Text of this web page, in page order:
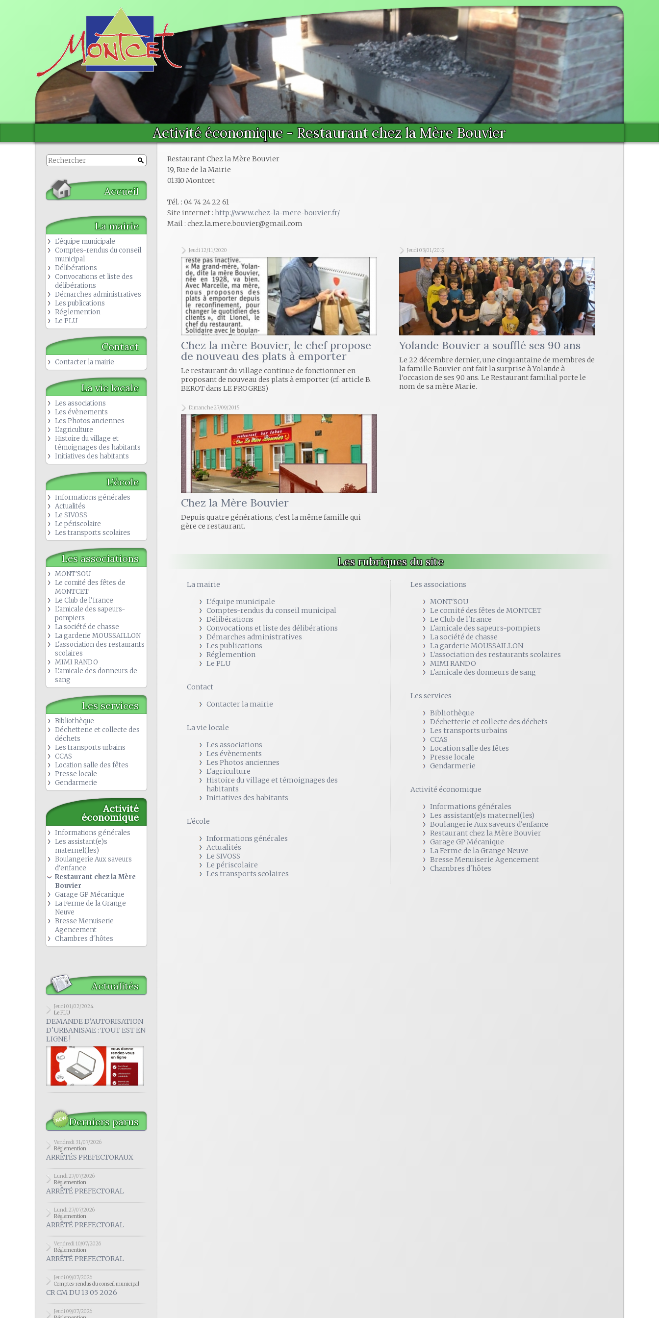
Activité économique - Restaurant chez la Mère Bouvier
Accueil
La mairie
L'équipe municipale
Comptes-rendus du conseil
municipal
Délibérations
Convocations et liste des
délibérations
Démarches administratives
Les publications
Réglemention
Le PLU
Contact
Contacter la mairie
La vie locale
Les associations
Les évènements
Les Photos anciennes
L'agriculture
Histoire du village et
témoignages des habitants
Initiatives des habitants
L'école
Informations générales
Actualités
Le SIVOSS
Le périscolaire
Les transports scolaires
Les associations
MONT'SOU
Le comité des fêtes de
MONTCET
Le Club de l'Irance
L'amicale des sapeurs-
pompiers
La société de chasse
La garderie MOUSSAILLON
L'association des restaurants
scolaires
MIMI RANDO
L'amicale des donneurs de
sang
Les services
Bibliothèque
Déchetterie et collecte des
déchets
Les transports urbains
CCAS
Location salle des fêtes
Presse locale
Gendarmerie
Activité
économique
Informations générales
Les assistant(e)s
maternel(les)
Boulangerie Aux saveurs
d'enfance
Restaurant chez la Mère
Bouvier
Garage GP Mécanique
La Ferme de la Grange
Neuve
Bresse Menuiserie
Agencement
Chambres d'hôtes
Actualités
Jeudi 01/02/2024
Le PLU
DEMANDE D'AUTORISATION
D'URBANISME : TOUT EST EN
LIGNE !
Derniers parus
Vendredi 31/07/2026
Réglemention
ARRÊTÉS PREFECTORAUX
Lundi 27/07/2026
Réglemention
ARRÊTÉ PREFECTORAL
Lundi 27/07/2026
Réglemention
ARRÊTÉ PREFECTORAL
Vendredi 10/07/2026
Réglemention
ARRÊTÉ PREFECTORAL
Jeudi 09/07/2026
Comptes-rendus du conseil municipal
CR CM DU 13 05 2026
Jeudi 09/07/2026
Restaurant Chez la Mère Bouvier
19, Rue de la Mairie
01310 Montcet
Tél. : 04 74 24 22 61
Site internet : http://www.chez-la-mere-bouvier.fr/
Mail : chez.la.mere.bouvier@gmail.com
Jeudi 12/11/2020
Chez la mère Bouvier, le chef propose
de nouveau des plats à emporter
Le restaurant du village continue de fonctionner en
proposant de nouveau des plats à emporter (cf. article B.
BEROT dans LE PROGRES)
Jeudi 03/01/2019
Yolande Bouvier a soufflé ses 90 ans
Le 22 décembre dernier, une cinquantaine de membres de
la famille Bouvier ont fait la surprise à Yolande à
l'occasion de ses 90 ans. Le Restaurant familial porte le
nom de sa mère Marie.
Dimanche 27/09/2015
Chez la Mère Bouvier
Depuis quatre générations, c'est la même famille qui
gère ce restaurant.
Les rubriques du site
La mairie
L'équipe municipale
Comptes-rendus du conseil municipal
Délibérations
Convocations et liste des délibérations
Démarches administratives
Les publications
Réglemention
Le PLU
Contact
Contacter la mairie
La vie locale
Les associations
Les évènements
Les Photos anciennes
L'agriculture
Histoire du village et témoignages des
habitants
Initiatives des habitants
L'école
Informations générales
Actualités
Le SIVOSS
Le périscolaire
Les transports scolaires
Les associations
MONT'SOU
Le comité des fêtes de MONTCET
Le Club de l'Irance
L'amicale des sapeurs-pompiers
La société de chasse
La garderie MOUSSAILLON
L'association des restaurants scolaires
MIMI RANDO
L'amicale des donneurs de sang
Les services
Bibliothèque
Déchetterie et collecte des déchets
Les transports urbains
CCAS
Location salle des fêtes
Presse locale
Gendarmerie
Activité économique
Informations générales
Les assistant(e)s maternel(les)
Boulangerie Aux saveurs d'enfance
Restaurant chez la Mère Bouvier
Garage GP Mécanique
La Ferme de la Grange Neuve
Bresse Menuiserie Agencement
Chambres d'hôtes